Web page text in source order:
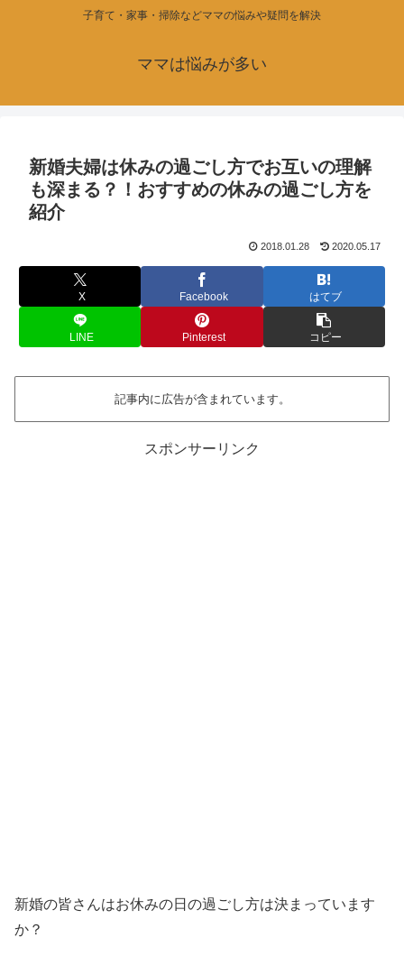
子育て・家事・掃除などママの悩みや疑問を解決
ママは悩みが多い
新婚夫婦は休みの過ごし方でお互いの理解
も深まる？！おすすめの休みの過ごし方を
紹介
2018.01.28 2020.05.17
X Facebook はてブ
LINE Pinterest コピー
記事内に広告が含まれています。
スポンサーリンク
新婚の皆さんはお休みの日の過ごし方は決まっています
か？